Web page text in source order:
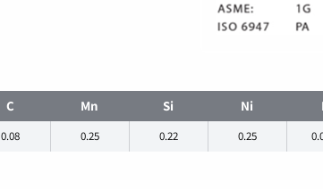
Ni
Si
Mn
C
0.25
0.22
0.25
0.08